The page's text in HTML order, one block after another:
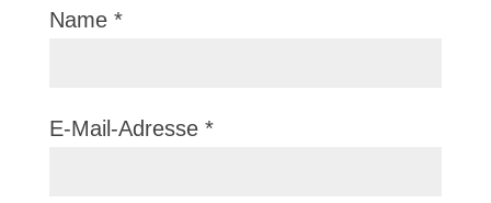
Name *
E-Mail-Adresse *